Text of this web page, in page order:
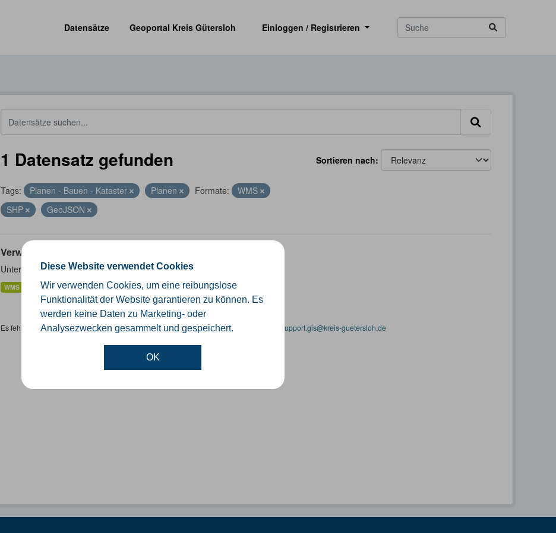
Diese Website verwendet Cookies
Wir verwenden Cookies, um eine reibungslose
Funktionalität der Website garantieren zu können. Es
werden keine Daten zu Marketing- oder
Analysezwecken gesammelt und gespeichert.
OK
Datensätze
Geoportal Kreis Gütersloh Einloggen / Registrieren
Sortieren nach
1 Datensatz gefunden
Tags: Planen - Bauen - Kataster Planen Formate:
WMS
SHP
GeoJSON
Verwaltungsgrenzen
Unterschiedliche Ebenen der Verwaltungsgrenzen im Kreis Gütersloh
WMS SHP GeoJSON KML
Es fehlen spezifische Datensätze? Wenden Sie sich bitte an einen Administrator unter: support.gis@kreis-guetersloh.de